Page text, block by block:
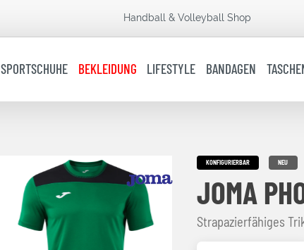
Handball & Volleyball Shop
SPORTSCHUHE BEKLEIDUNG LIFESTYLE BANDAGEN
KONFIGURIERBAR NEU
JOMA
Strapazierfähiges